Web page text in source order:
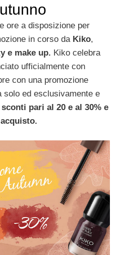
ore a disposizione per
in corso da Kiko,
e make up. Kiko celebra
ufficialmente con
con una promozione
solo ed esclusivamente e
pari al 20 e al 30% e